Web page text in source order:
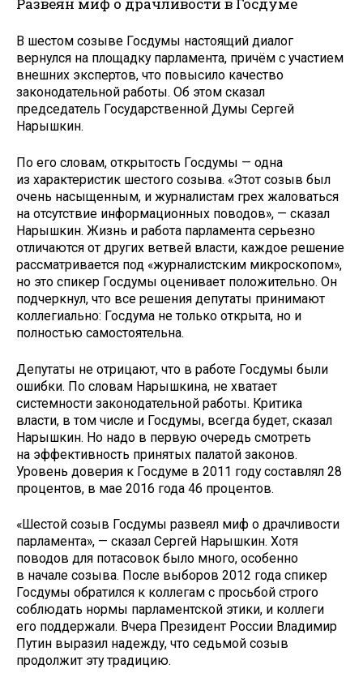
Развеян миф о драчливости в Госдуме
В шестом созыве Госдумы настоящий диалог
вернулся на площадку парламента, причём с участием
внешних экспертов, что повысило качество
законодательной работы. Об этом сказал
председатель Государственной Думы Сергей
Нарышкин.
По его словам, открытость Госдумы — одна
из характеристик шестого созыва. «Этот созыв был
очень насыщенным, и журналистам грех жаловаться
на отсутствие информационных поводов», — сказал
Нарышкин. Жизнь и работа парламента серьезно
отличаются от других ветвей власти, каждое решение
рассматривается под «журналистским микроскопом»,
но это спикер Госдумы оценивает положительно. Он
подчеркнул, что все решения депутаты принимают
коллегиально: Госдума не только открыта, но и
полностью самостоятельна.
Депутаты не отрицают, что в работе Госдумы были
ошибки. По словам Нарышкина, не хватает
системности законодательной работы. Критика
власти, в том числе и Госдумы, всегда будет, сказал
Нарышкин. Но надо в первую очередь смотреть
на эффективность принятых палатой законов.
Уровень доверия к Госдуме в 2011 году составлял 28
процентов, в мае 2016 года 46 процентов.
«Шестой созыв Госдумы развеял миф о драчливости
парламента», — сказал Сергей Нарышкин. Хотя
поводов для потасовок было много, особенно
в начале созыва. После выборов 2012 года спикер
Госдумы обратился к коллегам с просьбой строго
соблюдать нормы парламентской этики, и коллеги
его поддержали. Вчера Президент России Владимир
Путин выразил надежду, что седьмой созыв
продолжит эту традицию.